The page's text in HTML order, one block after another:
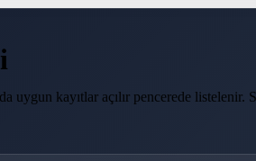
uygun kayıtlar açılır pencerede listelenir.